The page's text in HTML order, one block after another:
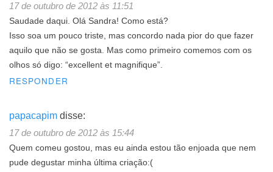
17 de outubro de 2012 às 11:51
Saudade daqui. Olá Sandra! Como está?
Isso soa um pouco triste, mas concordo nada pior do que fazer
aquilo que não se gosta. Mas como primeiro comemos com os
olhos só digo: “excellent et magnifique”.
RESPONDER
papacapim disse:
17 de outubro de 2012 às 15:44
Quem comeu gostou, mas eu ainda estou tão enjoada que nem
pude degustar minha última criação:(